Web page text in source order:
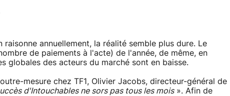
annuellement, la réalité semble plus dure. Le
de paiements à l'acte) de l'année, de même, en
globales des acteurs du marché sont en baisse.
mesure chez TF1, Olivier Jacobs, directeur-général de
d'Intouchables ne sors pas tous les mois». Afin de